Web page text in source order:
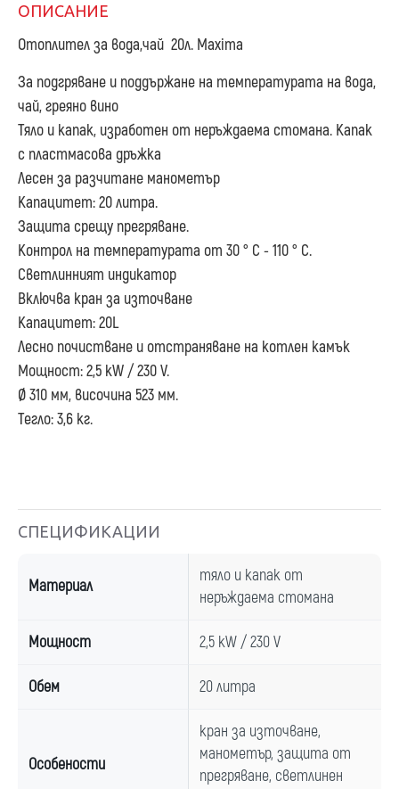
ОПИСАНИЕ
Отоплител за вода,чай 20л. Maxima
За подгряване и поддържане на температурата на вода,
чай, греяно вино
Тяло и капак, изработен от неръждаема стомана. Капак
с пластмасова дръжка
Лесен за разчитане манометър
Капацитет: 20 литра.
Защита срещу прегряване.
Контрол на температурата от 30 ° C - 110 ° C.
Светлинният индикатор
Включва кран за източване
Капацитет: 20L
Лесно почистване и отстраняване на котлен камък
Мощност: 2,5 kW / 230 V.
Ø 310 мм, височина 523 мм.
Тегло: 3,6 кг.
СПЕЦИФИКАЦИИ
Материал
тяло и капак от
неръждаема стомана
Мощност 2,5 kW / 230 V
Обем 20 литра
Особености
кран за източване,
манометър, защита от
прегряване, светлинен